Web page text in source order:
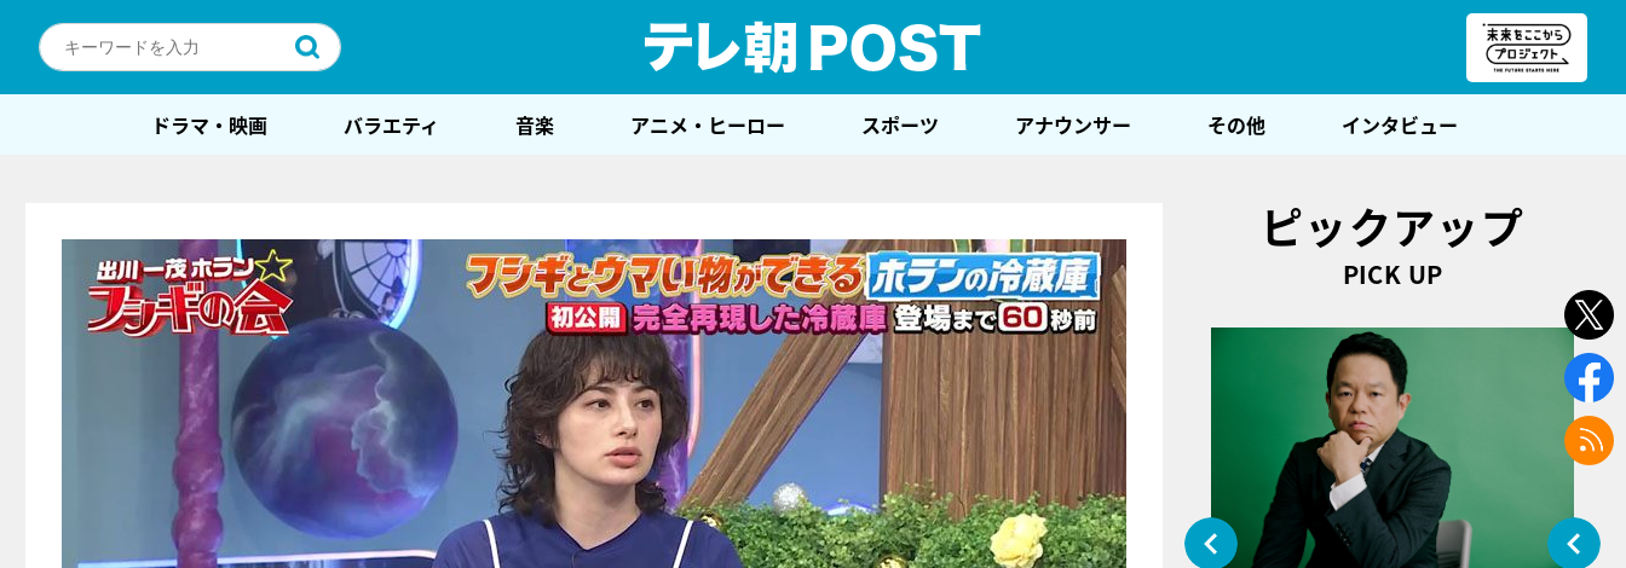
ドラマ・映画 バラエティ 音楽 アニメ・ヒーロー スポーツ アナウンサー その他 インタビュー
ピックアップ
PICK UP